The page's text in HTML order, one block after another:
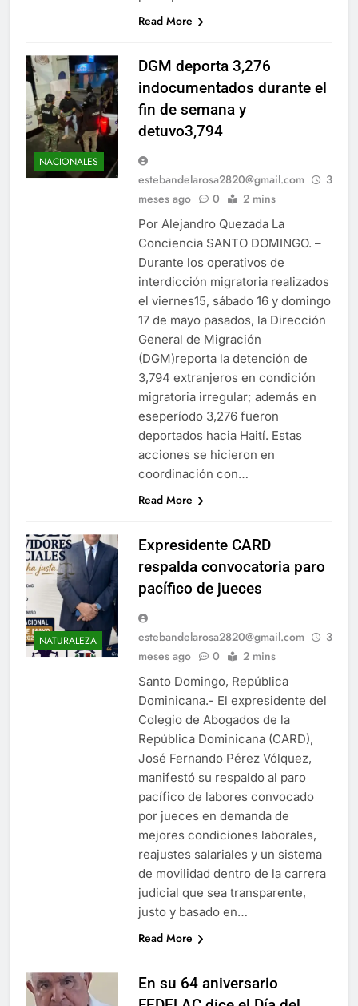
Read More
NACIONALES
DGM deporta 3,276
indocumentados durante el
fin de semana y
detuvo3,794
estebandelarosa2820@gmail.com
3
meses ago
0 2 mins
Por Alejandro Quezada La
Conciencia SANTO DOMINGO. –
Durante los operativos de
interdicción migratoria realizados
el viernes15, sábado 16 y domingo
17 de mayo pasados, la Dirección
General de Migración
(DGM)reporta la detención de
3,794 extranjeros en condición
migratoria irregular; además en
eseperíodo 3,276 fueron
deportados hacia Haití. Estas
acciones se hicieron en
coordinación con…
Read More
NATURALEZA
Expresidente CARD
respalda convocatoria paro
pacífico de jueces
estebandelarosa2820@gmail.com
3
meses ago
0 2 mins
Santo Domingo, República
Dominicana.- El expresidente del
Colegio de Abogados de la
República Dominicana (CARD),
José Fernando Pérez Vólquez,
manifestó su respaldo al paro
pacífico de labores convocado
por jueces en demanda de
mejores condiciones laborales,
reajustes salariales y un sistema
de movilidad dentro de la carrera
judicial que sea transparente,
justo y basado en…
Read More
En su 64 aniversario